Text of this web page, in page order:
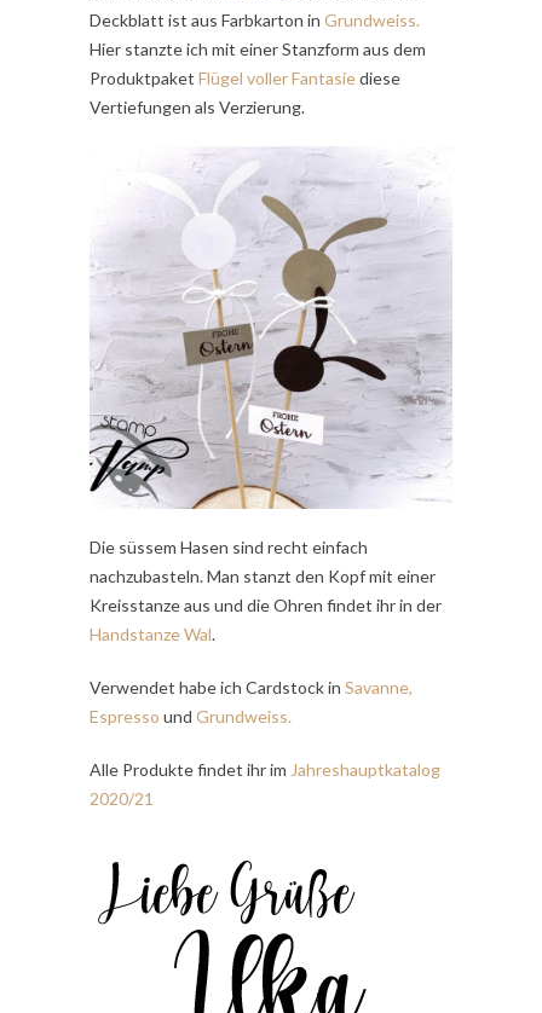
Deckblatt ist aus Farbkarton in Grundweiss.
Hier stanzte ich mit einer Stanzform aus dem
Produktpaket Flügel voller Fantasiediese
Vertiefungen als Verzierung.
Die süssem Hasen sind recht einfach
nachzubasteln. Man stanzt den Kopf mit einer
Kreisstanze aus und die Ohren findet ihr in der
Handstanze Wal.
Verwendet habe ich Cardstock in Savanne,
Espresso und Grundweiss.
Alle Produkte findet ihr im Jahreshauptkatalog
2020/21